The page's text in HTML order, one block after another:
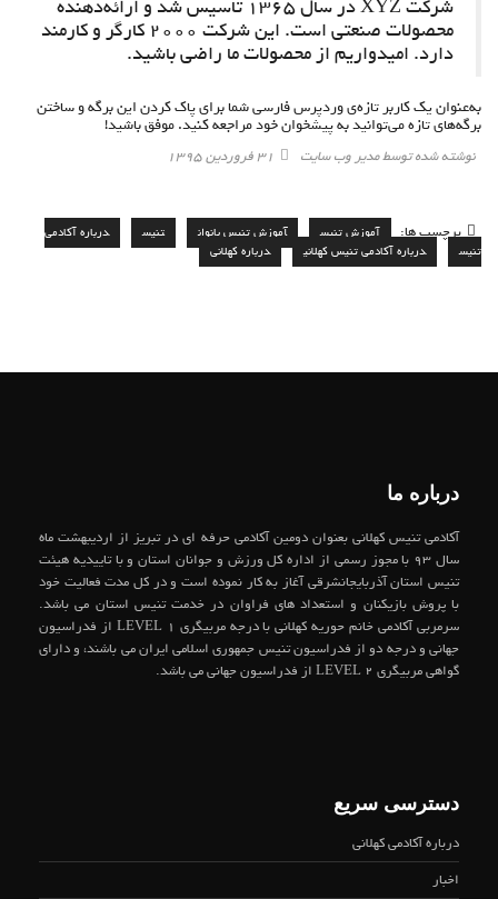
شرکت XYZ در سال ۱۳۶۵ تاسیس شد و ارائه‌دهنده
محصولات صنعتی است. این شرکت ۲۰۰۰ کارگر و کارمند
دارد. امیدواریم از محصولات ما راضی باشید.
به‌عنوان یک کاربر تازه‌ی وردپرس فارسی شما برای پاک کردن این برگه و ساختن
برگه‌های تازه می‌توانید بهپیشخوان خودمراجعه کنید. موفق باشید!
نوشته شده توسط مدیر وب سایت ۳۱ فروردین ۱۳۹۵
برچسب ها: آموزش تنیس آموزش تنیس بانوان تنیس
درباره آکادمی
تنیس
درباره آکادمی تنیس کهلانی درباره کهلانی
درباره ما
آکادمی تنیس کهلانی بعنوان دومین آکادمی حرفه ای در تبریز از اردیبهشت ماه
سال 93 با مجوز رسمی از اداره کل ورزش و جوانان استان و با تاییدیه هیئت
تنیس استان آذربایجانشرقی آغاز به کار نموده است و در کل مدت فعالیت خود
با پروش بازیکنان و استعداد های فراوان در خدمت تنیس استان می باشد.
سرمربی آکادمی خانم حوریه کهلانی با درجه مربیگری LEVEL 1 از فدراسیون
جهانی و درجه دو از فدراسیون تنیس جمهوری اسلامی ایران می باشند، و دارای
گواهی مربیگری LEVEL 2 از فدراسیون جهانی می باشد.
دسترسی سریع
درباره آکادمی کهلانی
اخبار